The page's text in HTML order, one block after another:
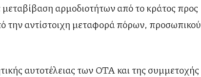
αρμοδιοτήτων από το κράτος προς
την αντίστοιχη μεταφορά πόρων, προσωπικού
αυτοτέλειας των ΟΤΑ και της συμμετοχής